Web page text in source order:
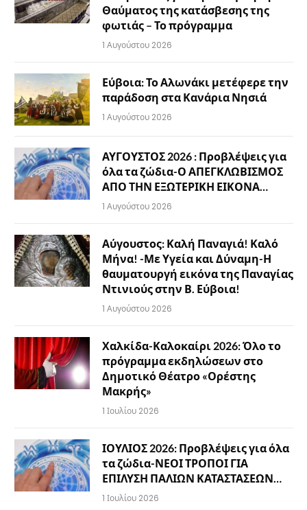
Θαύματος της κατάσβεσης της
φωτιάς – Το πρόγραμμα
1 Αυγούστου 2026
Εύβοια: Το Αλωνάκι μετέφερε την
παράδοση στα Κανάρια Νησιά
1 Αυγούστου 2026
ΑΥΓΟΥΣΤΟΣ 2026 : Προβλέψεις για
όλα τα ζώδια-Ο ΑΠΕΓΚΛΩΒΙΣΜΟΣ
ΑΠΟ ΤΗΝ ΕΞΩΤΕΡΙΚΗ ΕΙΚΟΝΑ…
1 Αυγούστου 2026
Αύγουστος: Καλή Παναγιά! Καλό
Μήνα! -Με Υγεία και Δύναμη-Η
θαυματουργή εικόνα της Παναγίας
Ντινιούς στην Β. Εύβοια!
1 Αυγούστου 2026
Χαλκίδα-Καλοκαίρι 2026: Όλο το
πρόγραμμα εκδηλώσεων στο
Δημοτικό Θέατρο «Ορέστης
Μακρής»
1 Ιουλίου 2026
ΙΟΥΛΙΟΣ 2026: Προβλέψεις για όλα
τα ζώδια-ΝΕΟΙ ΤΡΟΠΟΙ ΓΙΑ
ΕΠΙΛΥΣΗ ΠΑΛΙΩΝ ΚΑΤΑΣΤΑΣΕΩΝ…
1 Ιουλίου 2026